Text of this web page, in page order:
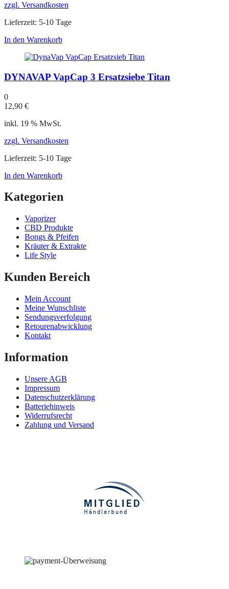
zzgl. Versandkosten
Lieferzeit: 5-10 Tage
In den Warenkorb
DYNAVAP VapCap 3 Ersatzsiebe Titan
0
12,90 €
inkl. 19 % MwSt.
zzgl. Versandkosten
Lieferzeit: 5-10 Tage
In den Warenkorb
Kategorien
Vaporizer
CBD Produkte
Bongs & Pfeifen
Kräuter & Extrakte
Life Style
Kunden Bereich
Mein Account
Meine Wunschliste
Sendungsverfolgung
Retourenabwicklung
Kontakt
Information
Unsere AGB
Impressum
Datenschutzerklärung
Batteriehinweis
Widerrufsrecht
Zahlung und Versand